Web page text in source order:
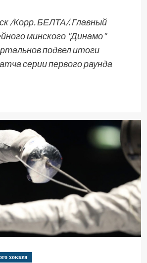
/Корр. БЕЛТА/. Главный
минского "Динамо"
подвел итоги
серии первого раунда
хоккея